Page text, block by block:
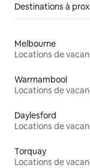
Destinations à
Melbourne
Locations de
Warrnambool
Locations de
Daylesford
Locations de
Torquay
Locations de